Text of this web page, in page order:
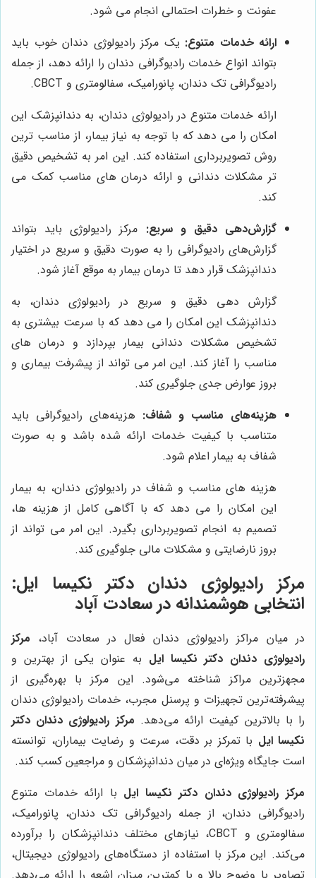
عفونت و خطرات احتمالی انجام می شود.
ارائه خدمات متنوع: یک مرکز رادیولوژی دندان خوب باید
بتواند انواع خدمات رادیوگرافی دندان را ارائه دهد، از جمله
رادیوگرافی تک دندان، پانورامیک، سفالومتری و CBCT.
ارائه خدمات متنوع در رادیولوژی دندان، به دندانپزشک این
امکان را می دهد که با توجه به نیاز بیمار، از مناسب ترین
روش تصویربرداری استفاده کند. این امر به تشخیص دقیق
تر مشکلات دندانی و ارائه درمان های مناسب کمک می
کند.
گزارش‌دهی دقیق و سریع: مرکز رادیولوژی باید بتواند
گزارش‌های رادیوگرافی را به صورت دقیق و سریع در اختیار
دندانپزشک قرار دهد تا درمان بیمار به موقع آغاز شود.
گزارش دهی دقیق و سریع در رادیولوژی دندان، به
دندانپزشک این امکان را می دهد که با سرعت بیشتری به
تشخیص مشکلات دندانی بیمار بپردازد و درمان های
مناسب را آغاز کند. این امر می تواند از پیشرفت بیماری و
بروز عوارض جدی جلوگیری کند.
هزینه‌های مناسب و شفاف: هزینه‌های رادیوگرافی باید
متناسب با کیفیت خدمات ارائه شده باشد و به صورت
شفاف به بیمار اعلام شود.
هزینه های مناسب و شفاف در رادیولوژی دندان، به بیمار
این امکان را می دهد که با آگاهی کامل از هزینه ها،
تصمیم به انجام تصویربرداری بگیرد. این امر می تواند از
بروز نارضایتی و مشکلات مالی جلوگیری کند.
مرکز رادیولوژی دندان دکتر نکیسا ایل:
انتخابی هوشمندانه در سعادت آباد
در میان مراکز رادیولوژی دندان فعال در سعادت آباد، مرکز
رادیولوژی دندان دکتر نکیسا ایل به عنوان یکی از بهترین و
مجهزترین مراکز شناخته می‌شود. این مرکز با بهره‌گیری از
پیشرفته‌ترین تجهیزات و پرسنل مجرب، خدمات رادیولوژی دندان
را با بالاترین کیفیت ارائه می‌دهد. مرکز رادیولوژی دندان دکتر
نکیسا ایل با تمرکز بر دقت، سرعت و رضایت بیماران، توانسته
است جایگاه ویژه‌ای در میان دندانپزشکان و مراجعین کسب کند.
مرکز رادیولوژی دندان دکتر نکیسا ایل با ارائه خدمات متنوع
رادیوگرافی دندان، از جمله رادیوگرافی تک دندان، پانورامیک،
سفالومتری و CBCT، نیازهای مختلف دندانپزشکان را برآورده
می‌کند. این مرکز با استفاده از دستگاه‌های رادیولوژی دیجیتال،